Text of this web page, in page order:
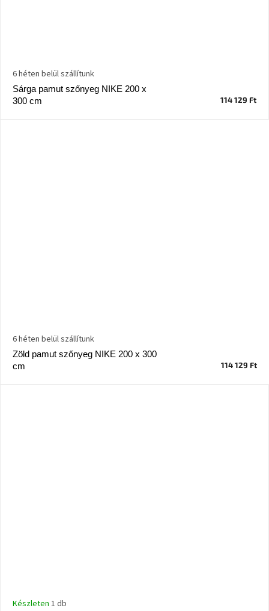
Sárga pamut szőnyeg NIKE 200 x
300 cm
6 héten belül szállítunk
114 129 Ft
Zöld pamut szőnyeg NIKE 200 x 300
cm
6 héten belül szállítunk
114 129 Ft
Készleten 1 db